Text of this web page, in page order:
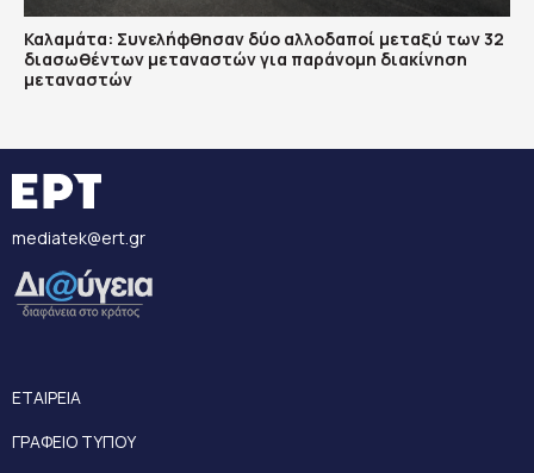
Καλαμάτα: Συνελήφθησαν δύο αλλοδαποί μεταξύ των 32
διασωθέντων μεταναστών για παράνομη διακίνηση
μεταναστών
mediatek@ert.gr
ΕΤΑΙΡΕΙΑ
ΓΡΑΦΕΙΟ ΤΥΠΟΥ